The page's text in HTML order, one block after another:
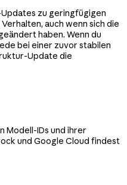
zu geringfügigen
auch wenn sich die
haben. Wenn du
bei einer zuvor stabilen
Update die
Modell-IDs und ihrer
und Google Cloud findest